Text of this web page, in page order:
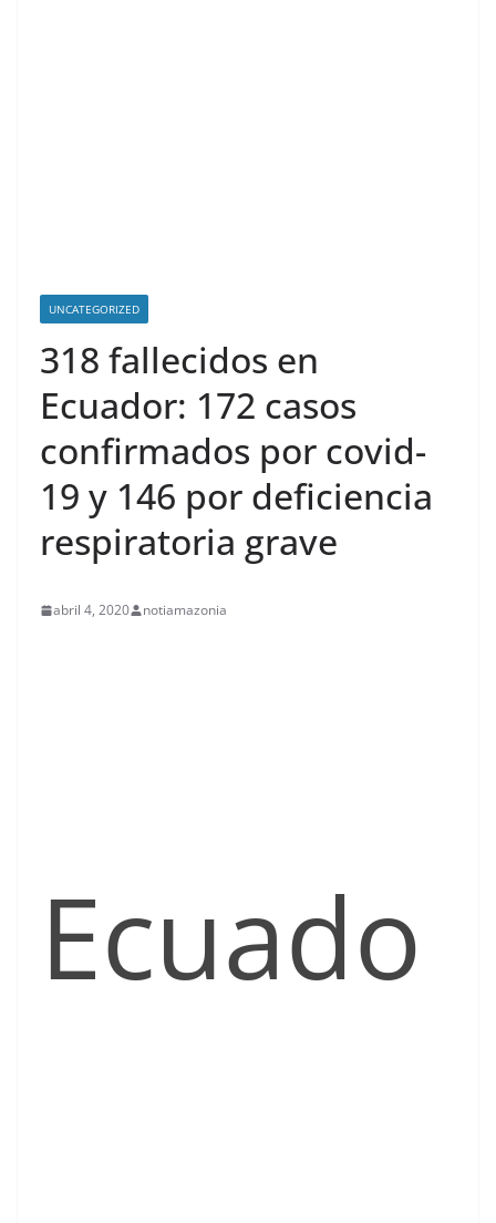
UNCATEGORIZED
318 fallecidos en
Ecuador: 172 casos
confirmados por covid-
19 y 146 por deficiencia
respiratoria grave
abril 4, 2020 notiamazonia
Ecuado